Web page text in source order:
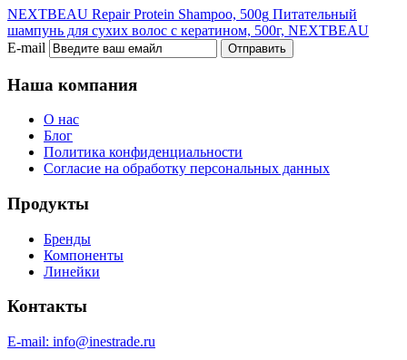
NEXTBEAU Repair Protein Shampoo, 500g Питательный
шампунь для сухих волос с кератином, 500г, NEXTBEAU
E-mail
Отправить
Наша компания
О нас
Блог
Политика конфиденциальности
Согласие на обработку персональных данных
Продукты
Бренды
Компоненты
Линейки
Контакты
E-mail: info@inestrade.ru